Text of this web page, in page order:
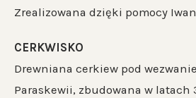
Zrealizowana dzięki pomocy
CERKWISKO
Drewniana cerkiew pod
Paraskewii, zbudowana w latach